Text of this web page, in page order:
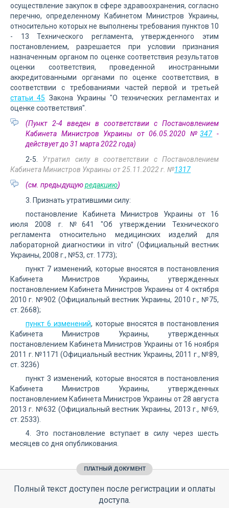
осуществление закупок в сфере здравоохранения, согласно
перечню, определенному Кабинетом Министров Украины,
относительно которых не выполнены требования пунктов 10
- 13 Технического регламента, утвержденного этим
постановлением, разрешается при условии признания
назначенным органом по оценке соответствия результатов
оценки соответствия, проведенной иностранными
аккредитованными органами по оценке соответствия, в
соответствии с требованиями частей первой и третьей
статьи 45 Закона Украины "О технических регламентах и
оценке соответствия".
(Пункт 2-4 введен в соответствии с Постановлением
Кабинета Министров Украины от 06.05.2020 №347 -
действует до 31 марта 2022 года)
2-5. Утратил силу в соответствии с Постановлением
Кабинета Министров Украины от 25.11.2022 г. №1317
(см. предыдущуюредакцию)
3. Признать утратившими силу:
постановление Кабинета Министров Украины от 16
июля 2008 г. №641 "Об утверждении Технического
регламента относительно медицинских изделий для
лабораторной диагностики in vitro" (Официальный вестник
Украины, 2008 г., №53, ст. 1773);
пункт 7 изменений, которые вносятся в постановления
Кабинета Министров Украины, утвержденных
постановлением Кабинета Министров Украины от 4 октября
2010 г. №902 (Официальный вестник Украины, 2010 г., №75,
ст. 2668);
пункт 6 изменений, которые вносятся в постановления
Кабинета Министров Украины, утвержденных
постановлением Кабинета Министров Украины от 16 ноября
2011 г. №1171 (Официальный вестник Украины, 2011 г., №89,
ст. 3236)
пункт 3 изменений, которые вносятся в постановления
Кабинета Министров Украины, утвержденных
постановлением Кабинета Министров Украины от 28 августа
2013 г. №632 (Официальный вестник Украины, 2013 г., №69,
ст. 2533).
4. Это постановление вступает в силу через шесть
месяцев со дня опубликования.
ПЛАТНЫЙ ДОКУМЕНТ
Полный текст доступен после регистрации и оплаты
доступа.